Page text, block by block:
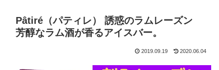
Pâtiré（パティレ） 誘惑のラムレーズン
芳醇なラム酒が香るアイスバー。
2019.09.19 2020.06.04